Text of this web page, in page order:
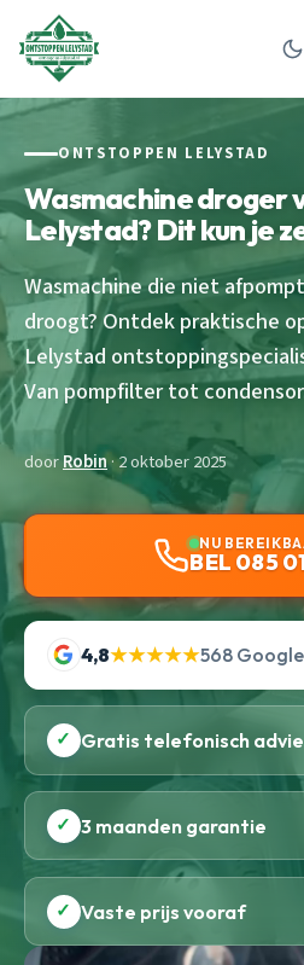
ONTSTOPPEN LELYSTAD
Wasmachine droger
Lelystad? Dit kun je
Wasmachine die niet
droogt? Ontdek praktische
Lelystad
Van pompfilter tot
doorRobin· 2 oktober 2025
NU
BEL 085
4,8★★★★★568
✓ Gratis telefonisch
✓ 3 maanden garantie
✓ Vaste prijs vooraf